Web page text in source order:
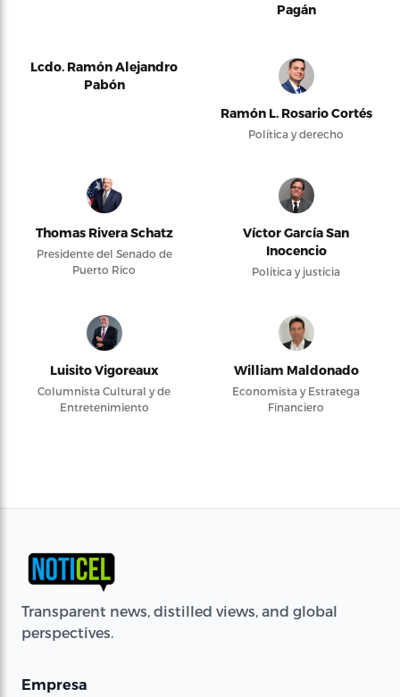
Pagán
Lcdo. Ramón Alejandro
Pabón
Ramón L. Rosario Cortés
Política y derecho
Thomas Rivera Schatz
Presidente del Senado de
Puerto Rico
Víctor García San
Inocencio
Política y justicia
Luisito Vigoreaux
Columnista Cultural y de
Entretenimiento
William Maldonado
Economista y Estratega
Financiero
Transparent news, distilled views, and global
perspectives.
Empresa